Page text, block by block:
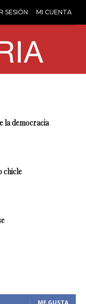
SESIÓN MI CUENTA
la democracia
chicle
ME GUSTA